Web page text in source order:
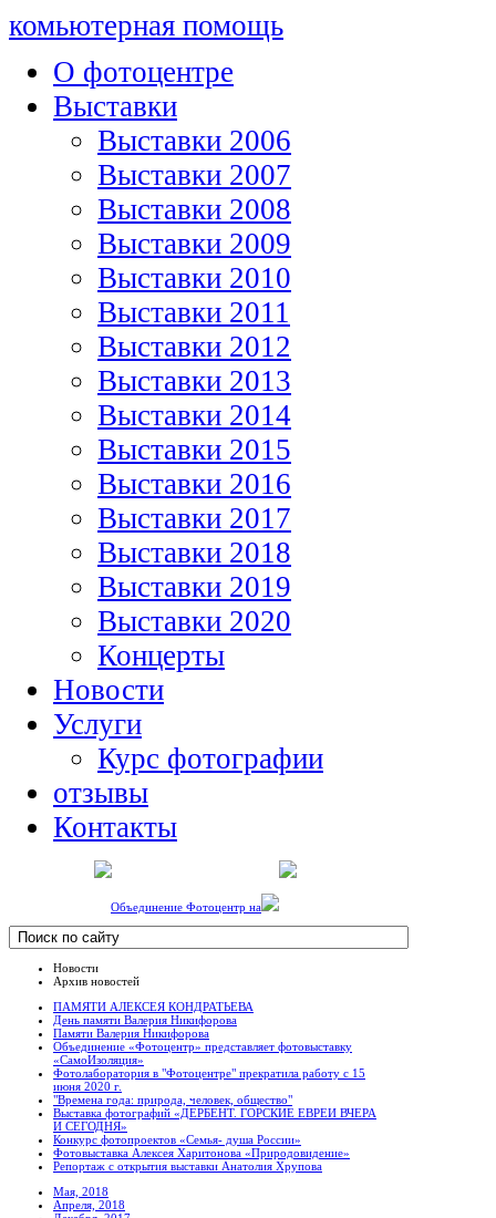
комьютерная помощь
О фотоцентре
Выставки
Выставки 2006
Выставки 2007
Выставки 2008
Выставки 2009
Выставки 2010
Выставки 2011
Выставки 2012
Выставки 2013
Выставки 2014
Выставки 2015
Выставки 2016
Выставки 2017
Выставки 2018
Выставки 2019
Выставки 2020
Концерты
Новости
Услуги
Курс фотографии
отзывы
Контакты
Объединение Фотоцентр на
Новости
Архив новостей
ПАМЯТИ АЛЕКСЕЯ КОНДРАТЬЕВА
День памяти Валерия Никифорова
Памяти Валерия Никифорова
Объединение «Фотоцентр» представляет фотовыставку
«СамоИзоляция»
Фотолаборатория в "Фотоцентре" прекратила работу с 15
июня 2020 г.
"Времена года: природа, человек, общество"
Выставка фотографий «ДЕРБЕНТ. ГОРСКИЕ ЕВРЕИ ВЧЕРА
И СЕГОДНЯ»
Конкурс фотопроектов «Семья- душа России»
Фотовыставка Алексея Харитонова «Природовидение»
Репортаж с открытия выставки Анатолия Хрупова
Мая, 2018
Апреля, 2018